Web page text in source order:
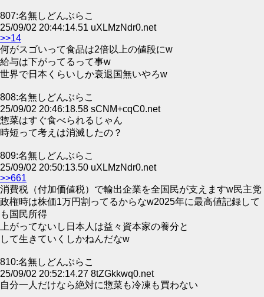
807:名無しどんぶらこ
25/09/02 20:44:14.51 uXLMzNdr0.net
>>14
何がスゴいって食品は2倍以上の値段にw
給与は下がってるって事w
世界で日本くらいしか衰退国無いやろw
808:名無しどんぶらこ
25/09/02 20:46:18.58 sCNM+cqC0.net
惣菜はすぐ食べられるじゃん
時短って考えは消滅したの？
809:名無しどんぶらこ
25/09/02 20:50:13.50 uXLMzNdr0.net
>>661
消費税（付加価値税）で輸出企業を全国民が支えますw民主党
政権時は株価1万円割ってるからなw2025年に最高値記録して
も国民所得
上がってないし日本人は益々資本家の養分と
して生きていくしかねんだなw
810:名無しどんぶらこ
25/09/02 20:52:14.27 8tZGkkwq0.net
自分一人だけなら絶対に惣菜も冷凍も買わない